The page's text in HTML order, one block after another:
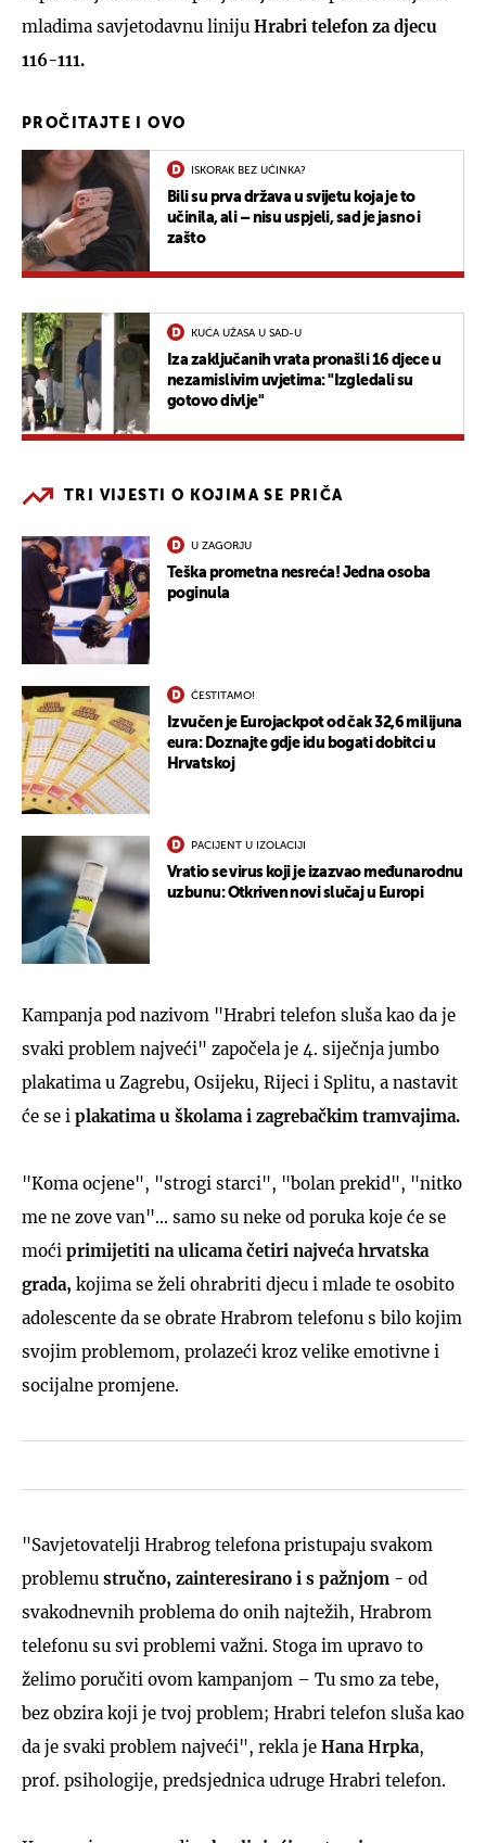
mladima savjetodavnu liniju Hrabri telefon za djecu
116-111.
PROČITAJTE I OVO
ISKORAK BEZ UČINKA?
Bili su prva država u svijetu koja je to
učinila, ali – nisu uspjeli, sad je jasno i
zašto
KUĆA UŽASA U SAD-U
Iza zaključanih vrata pronašli 16 djece u
nezamislivim uvjetima: "Izgledali su
gotovo divlje"
TRI VIJESTI O KOJIMA SE PRIČA
U ZAGORJU
Teška prometna nesreća! Jedna osoba
poginula
ČESTITAMO!
Izvučen je Eurojackpot od čak 32,6 milijuna
eura: Doznajte gdje idu bogati dobitci u
Hrvatskoj
PACIJENT U IZOLACIJI
Vratio se virus koji je izazvao međunarodnu
uzbunu: Otkriven novi slučaj u Europi
Kampanja pod nazivom "Hrabri telefon sluša kao da je
svaki problem najveći" započela je 4. siječnja jumbo
plakatima u Zagrebu, Osijeku, Rijeci i Splitu, a nastavit
će se i plakatima u školama i zagrebačkim tramvajima.
"Koma ocjene", "strogi starci", "bolan prekid", "nitko
me ne zove van"... samo su neke od poruka koje će se
moći primijetiti na ulicama četiri najveća hrvatska
grada, kojima se želi ohrabriti djecu i mlade te osobito
adolescente da se obrate Hrabrom telefonu s bilo kojim
svojim problemom, prolazeći kroz velike emotivne i
socijalne promjene.
"Savjetovatelji Hrabrog telefona pristupaju svakom
problemu stručno, zainteresirano i s pažnjom - od
svakodnevnih problema do onih najtežih, Hrabrom
telefonu su svi problemi važni. Stoga im upravo to
želimo poručiti ovom kampanjom – Tu smo za tebe,
bez obzira koji je tvoj problem; Hrabri telefon sluša kao
da je svaki problem najveći", rekla je Hana Hrpka,
prof. psihologije, predsjednica udruge Hrabri telefon.